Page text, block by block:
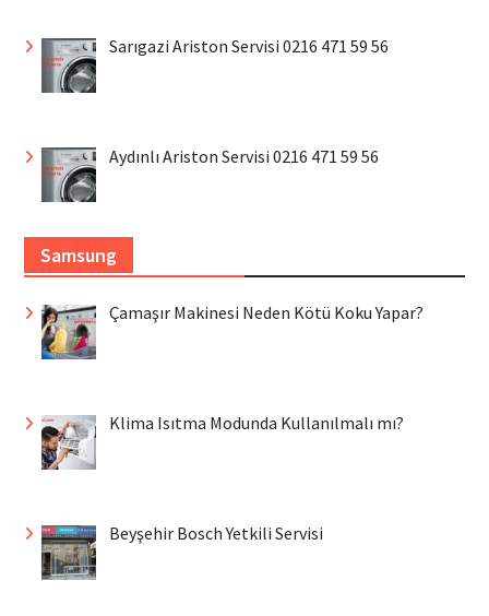
Sarıgazi Ariston Servisi 0216 471 59 56
Aydınlı Ariston Servisi 0216 471 59 56
Samsung
Çamaşır Makinesi Neden Kötü Koku Yapar?
Klima Isıtma Modunda Kullanılmalı mı?
Beyşehir Bosch Yetkili Servisi